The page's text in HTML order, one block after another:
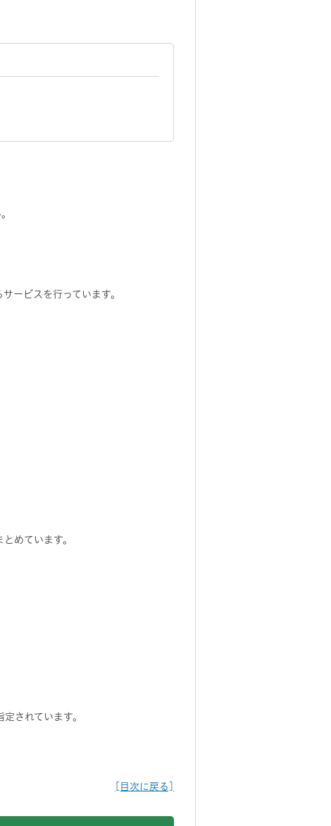
ービスを行っています。
めています。
されています。
[目次に戻る]